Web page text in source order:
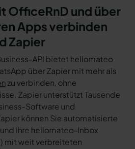
OfficeRnD und über
Apps verbinden
Zapier
API bietet hellomateo
über Zapier mit mehr als
zu verbinden, ohne
Zapier unterstützt Tausende
Software und
können Sie automatisierte
Ihre hellomateo-Inbox
mit weit verbreiteten